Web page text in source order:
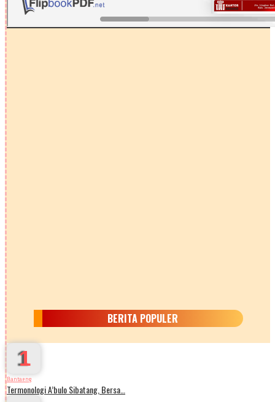
BERITA POPULER
1
Bantaeng
Termonologi A’bulo Sibatang, Bersa…